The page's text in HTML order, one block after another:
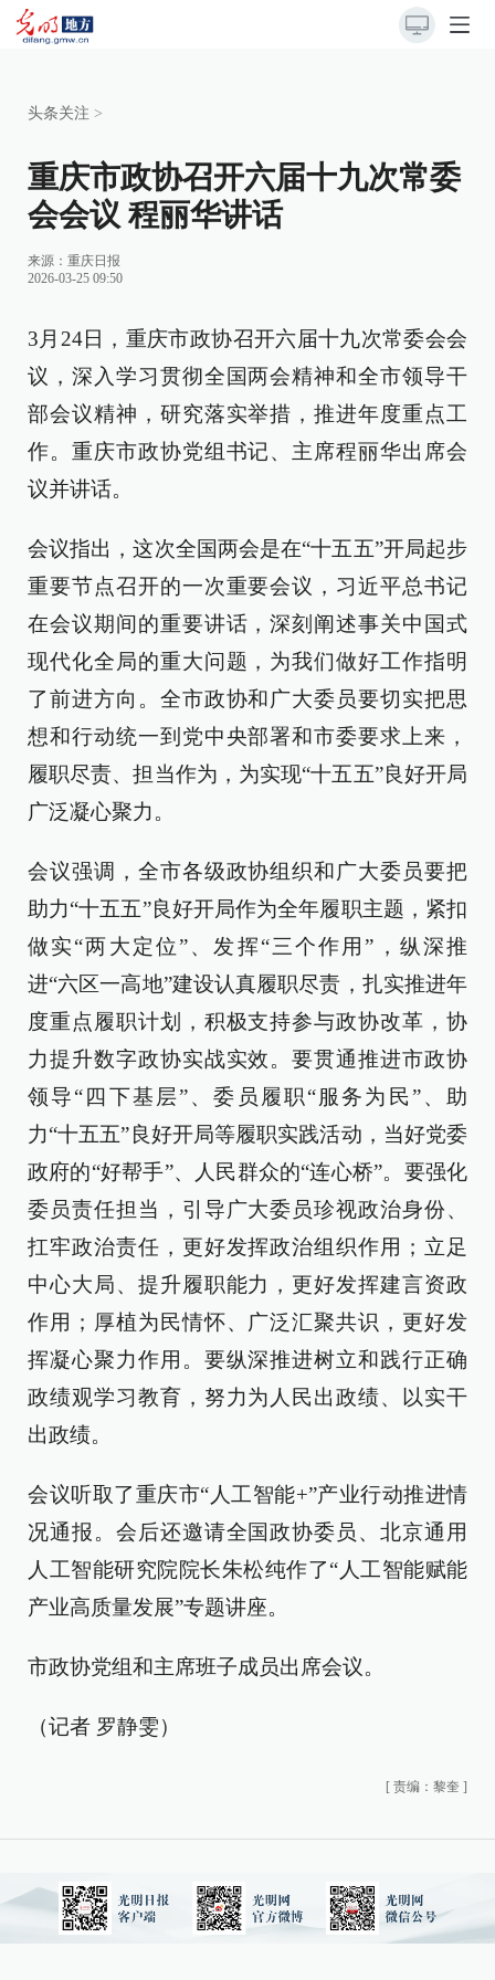
头条关注 >
重庆市政协召开六届十九次常委
会会议 程丽华讲话
来源： 重庆日报
2026-03-25 09:50
3月24日，重庆市政协召开六届十九次常委会会
议，深入学习贯彻全国两会精神和全市领导干
部会议精神，研究落实举措，推进年度重点工
作。重庆市政协党组书记、主席程丽华出席会
议并讲话。
会议指出，这次全国两会是在“十五五”开局起步
重要节点召开的一次重要会议，习近平总书记
在会议期间的重要讲话，深刻阐述事关中国式
现代化全局的重大问题，为我们做好工作指明
了前进方向。全市政协和广大委员要切实把思
想和行动统一到党中央部署和市委要求上来，
履职尽责、担当作为，为实现“十五五”良好开局
广泛凝心聚力。
会议强调，全市各级政协组织和广大委员要把
助力“十五五”良好开局作为全年履职主题，紧扣
做实“两大定位”、发挥“三个作用”，纵深推
进“六区一高地”建设认真履职尽责，扎实推进年
度重点履职计划，积极支持参与政协改革，协
力提升数字政协实战实效。要贯通推进市政协
领导“四下基层”、委员履职“服务为民”、助
力“十五五”良好开局等履职实践活动，当好党委
政府的“好帮手”、人民群众的“连心桥”。要强化
委员责任担当，引导广大委员珍视政治身份、
扛牢政治责任，更好发挥政治组织作用；立足
中心大局、提升履职能力，更好发挥建言资政
作用；厚植为民情怀、广泛汇聚共识，更好发
挥凝心聚力作用。要纵深推进树立和践行正确
政绩观学习教育，努力为人民出政绩、以实干
出政绩。
会议听取了重庆市“人工智能+”产业行动推进情
况通报。会后还邀请全国政协委员、北京通用
人工智能研究院院长朱松纯作了“人工智能赋能
产业高质量发展”专题讲座。
市政协党组和主席班子成员出席会议。
（记者 罗静雯）
[ 责编：黎奎 ]